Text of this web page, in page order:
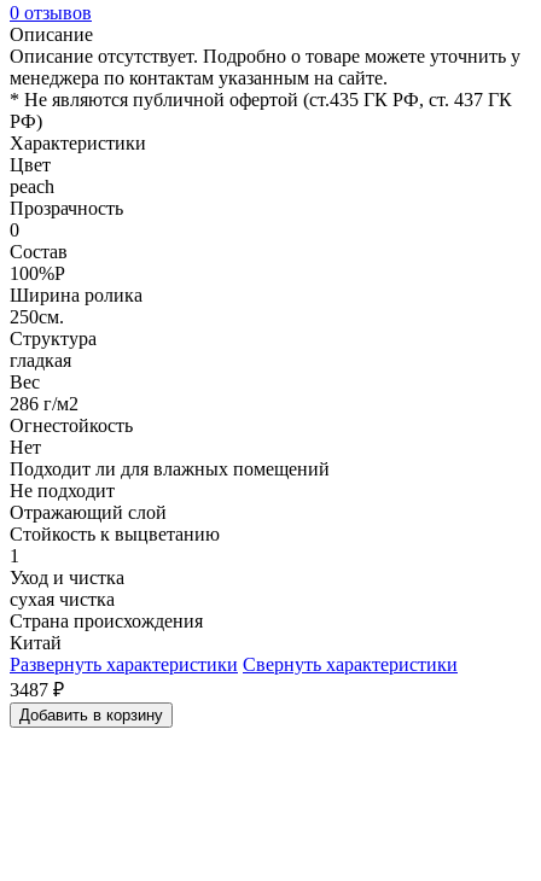
0 отзывов
Описание
Описание отсутствует. Подробно о товаре можете уточнить у
менеджера по контактам указанным на сайте.
* Не являются публичной офертой (ст.435 ГК РФ, cт. 437 ГК
РФ)
Характеристики
Цвет
peach
Прозрачность
0
Состав
100%P
Ширина ролика
250см.
Структура
гладкая
Вес
286 г/м2
Огнестойкость
Нет
Подходит ли для влажных помещений
Не подходит
Отражающий слой
Стойкость к выцветанию
1
Уход и чистка
сухая чистка
Страна происхождения
Китай
Развернуть характеристики Свернуть характеристики
3487 ₽
Добавить в корзину